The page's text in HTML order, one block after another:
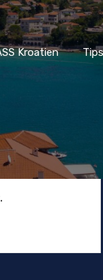
MAASS Kroatien
Kroatien